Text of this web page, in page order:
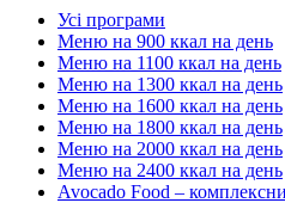
Усі програми
Меню на 900 ккал на день
Меню на 1100 ккал на день
Меню на 1300 ккал на день
Меню на 1600 ккал на день
Меню на 1800 ккал на день
Меню на 2000 ккал на день
Меню на 2400 ккал на день
Avocado Food –